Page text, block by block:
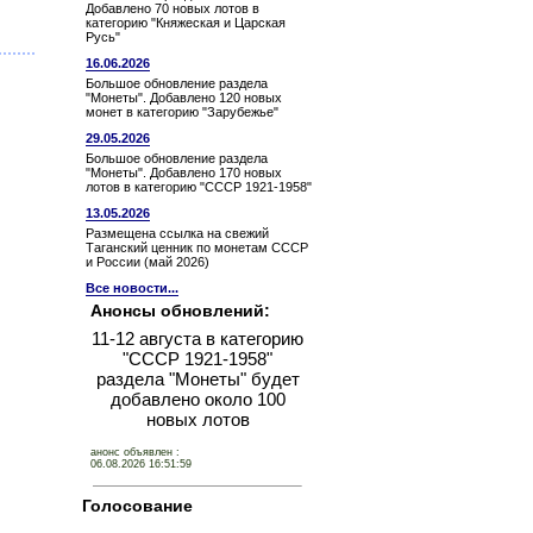
Добавлено 70 новых лотов в
категорию "Княжеская и Царская
Русь"
16.06.2026
Большое обновление раздела
"Монеты". Добавлено 120 новых
монет в категорию "Зарубежье"
29.05.2026
Большое обновление раздела
"Монеты". Добавлено 170 новых
лотов в категорию "СССР 1921-1958"
13.05.2026
Размещена ссылка на свежий
Таганский ценник по монетам СССР
и России (май 2026)
Все новости...
Анонсы обновлений:
11-12 августа в категорию
"СССР 1921-1958"
раздела "Монеты" будет
добавлено около 100
новых лотов
анонс объявлен :
06.08.2026 16:51:59
Голосование